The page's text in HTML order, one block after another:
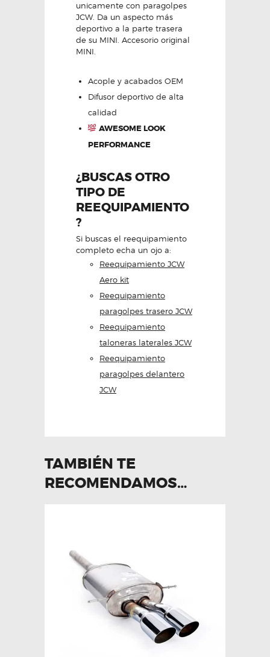
unicamente con paragolpes
JCW. Da un aspecto más
deportivo a la parte trasera
de su MINI. Accesorio original
MINI.
Acople y acabados OEM
Difusor deportivo de alta
calidad
AWESOME LOOK
PERFORMANCE
¿BUSCAS OTRO
TIPO DE
REEQUIPAMIENTO
?
Si buscas el reequipamiento
completo echa un ojo a:
Reequipamiento JCW
Aero kit
Reequipamiento
paragolpes trasero JCW
Reequipamiento
taloneras laterales JCW
Reequipamiento
paragolpes delantero
JCW
TAMBIÉN TE
RECOMENDAMOS…